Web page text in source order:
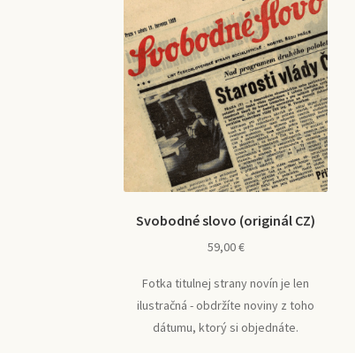
Svobodné slovo (originál CZ)
59,00€
Fotka titulnej strany novín je len
ilustračná - obdržíte noviny z toho
dátumu, ktorý si objednáte.